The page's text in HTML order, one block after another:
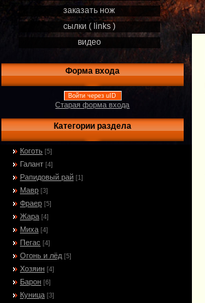
заказать нож
сылки ( links )
видео
Форма входа
Войти через uID
Старая форма входа
Категории раздела
Коготь [5]
Галант [4]
Рапидовый рай [1]
Мавр [3]
Фраер [5]
Жара [4]
Миха [4]
Пегас [4]
Огонь и лёд [5]
Хозяин [4]
Барон [6]
Куница [3]